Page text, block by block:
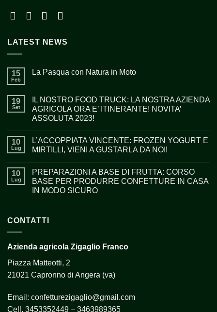
LATEST NEWS
15
Feb
La Pasqua con Natura in Moto
19
Set
IL NOSTRO FOOD TRUCK: LA NOSTRA AZIENDA
AGRICOLA ORA E’ ITINERANTE! NOVITA’
ASSOLUTA 2023!
10
Lug
L’ACCOPPIATA VINCENTE: FROZEN YOGURT E
MIRTILLI, VIENI A GUSTARLA DA NOI!
10
Lug
PREPARAZIONI A BASE DI FRUTTA: CORSO
BASE PER PRODURRE CONFETTURE IN CASA
IN MODO SICURO
CONTATTI
Azienda agricola Zigaglio Franco
Piazza Matteotti, 2
21021 Capronno di Angera (va)
Email: confetturezigaglio@gmail.com
Cell. 3453352449 – 3463989365